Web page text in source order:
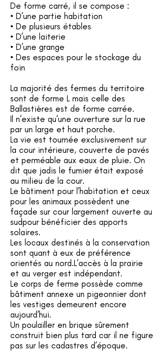
De forme carré, il se compose :
• D’une partie habitation
• De plusieurs étables
• D’une laiterie
• D’une grange
• Des espaces pour le stockage du
foin
La majorité des fermes du territoire
sont de forme L mais celle des
Ballastières est de forme carrée.
Il n’existe qu’une ouverture sur la rue
par un large et haut porche.
La vie est tournée exclusivement sur
la cour intérieure, couverte de pavés
et perméable aux eaux de pluie. On
dit que jadis le fumier était exposé
au milieu de la cour.
Le bâtiment pour l’habitation et ceux
pour les animaux possèdent une
façade sur cour largement ouverte au
sudpour bénéficier des apports
solaires.
Les locaux destinés à la conservation
sont quant à eux de préférence
orientés au nord.L’accès à la prairie
et au verger est indépendant.
Le corps de ferme possède comme
bâtiment annexe un pigeonnier dont
les vestiges demeurent encore
aujourd’hui.
Un poulailler en brique sûrement
construit bien plus tard car il ne figure
pas sur les cadastres d’époque.